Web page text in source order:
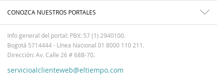
CONOZCA NUESTROS PORTALES
Info general del portal: PBX: 57 (1) 2940100.
Bogotá 5714444 - Línea Nacional 01 8000 110 211.
Dirección: Av. Calle 26 # 68B-70.
servicioalclienteweb@eltiempo.com